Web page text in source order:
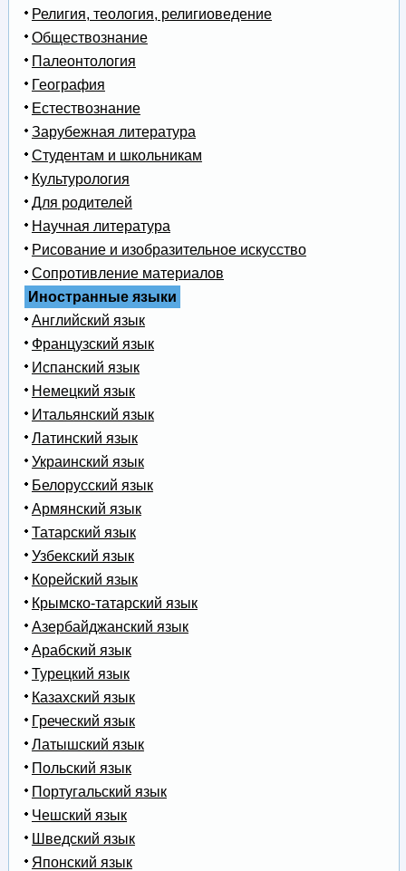
Религия, теология, религиоведение
Обществознание
Палеонтология
География
Естествознание
Зарубежная литература
Студентам и школьникам
Культурология
Для родителей
Научная литература
Рисование и изобразительное искусство
Сопротивление материалов
Иностранные языки
Английский язык
Французский язык
Испанский язык
Немецкий язык
Итальянский язык
Латинский язык
Украинский язык
Белорусский язык
Армянский язык
Татарский язык
Узбекский язык
Корейский язык
Крымско-татарский язык
Азербайджанский язык
Арабский язык
Турецкий язык
Казахский язык
Греческий язык
Латышский язык
Польский язык
Португальский язык
Чешский язык
Шведский язык
Японский язык